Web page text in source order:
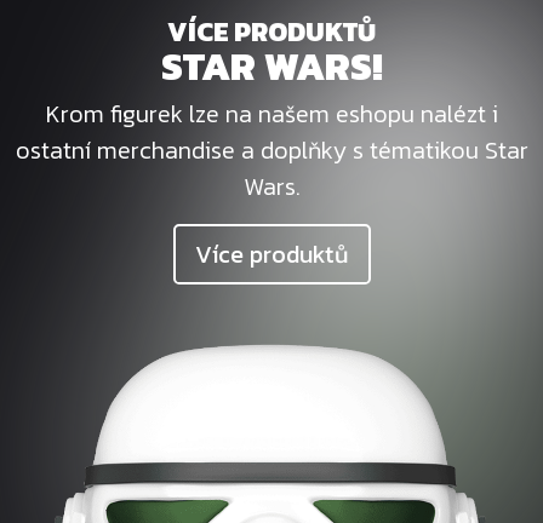
VÍCE PRODUKTŮ
STAR WARS!
Krom figurek lze na našem eshopu nalézt i
ostatní merchandise a doplňky s tématikou Star
Wars.
Více produktů